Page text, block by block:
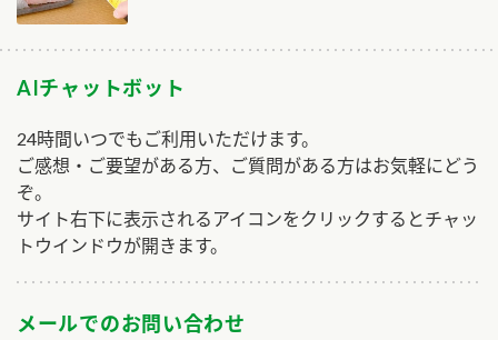
AIチャットボット
24時間いつでもご利用いただけます。
ご感想・ご要望がある方、ご質問がある方はお気軽にどう
ぞ。
サイト右下に表示されるアイコンをクリックするとチャッ
トウインドウが開きます。
メールでのお問い合わせ